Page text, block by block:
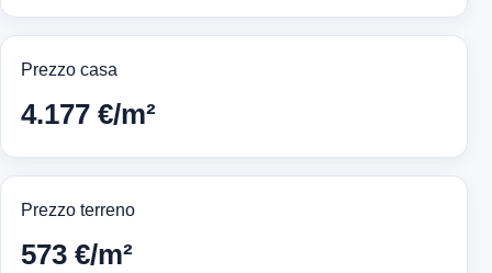
Prezzo casa
4.177 €/m²
Prezzo terreno
573 €/m²